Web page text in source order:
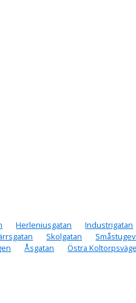
Herleniusgatan Industrigatan
Skolgatan
Åsgatan Östra